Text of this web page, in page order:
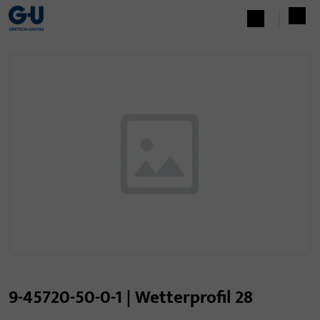
9-45720-50-0-1 | Wetterprofil 28